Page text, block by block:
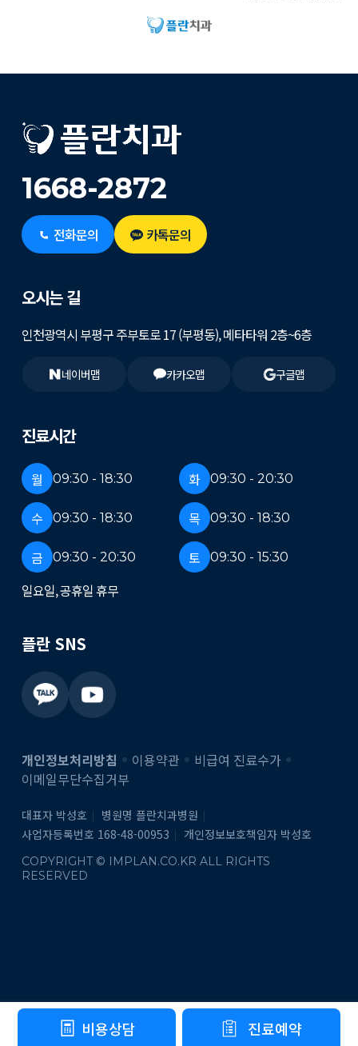
비용상담 진료예약
1668-2872
전화문의 카톡문의
진료시간
월 09:30 - 18:30 화 09:30 - 20:30
수 09:30 - 18:30 목 09:30 - 18:30
금 09:30 - 20:30 토 09:30 - 15:30
일요일, 공휴일 휴무
오시는 길
인천광역시 부평구 주부토로 17 (부평동), 메타타워 2층~6층
네이버맵 카카오맵 구글맵
플란 SNS
개인정보처리방침 이용약관
비급여 진료수가
이메일무단수집거부
대표자 박성호
병원명 플란치과병원
사업자등록번호 168-48-00953
개인정보보호책임자 박성호
COPYRIGHT © IMPLAN.CO.KR ALL RIGHTS
RESERVED